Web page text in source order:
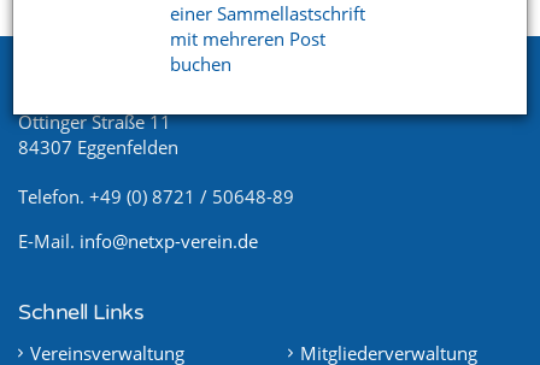
einer Sammellastschrift
mit mehreren Post
buchen
Öttinger Straße 11
84307 Eggenfelden
Telefon. +49 (0) 8721 / 50648-89
E-Mail. info@netxp-verein.de
Schnell Links
Vereinsverwaltung
Mitgliederverwaltung